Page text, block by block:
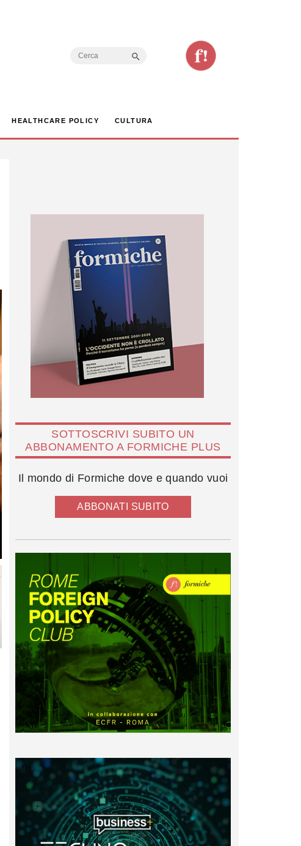
Search
HEALTHCARE POLICY CULTURA
SOTTOSCRIVI SUBITO UN
ABBONAMENTO A FORMICHE PLUS
Il mondo di Formiche dove e quando vuoi
ABBONATI SUBITO